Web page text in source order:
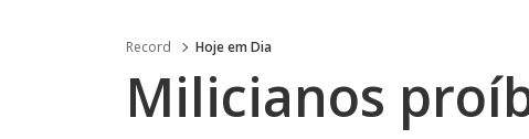
Record Hoje em Dia
Milicianos